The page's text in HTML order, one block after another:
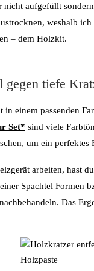
aufgefüllt
weshalb
– dem Holzkit.
tiefe
einem passenden
Set* sind viele
um ein perfektes
arbeiten, hast
Spachtel Formen
Das